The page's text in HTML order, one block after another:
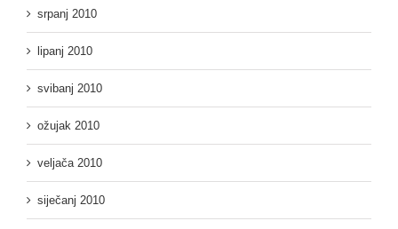
srpanj 2010
lipanj 2010
svibanj 2010
ožujak 2010
veljača 2010
siječanj 2010